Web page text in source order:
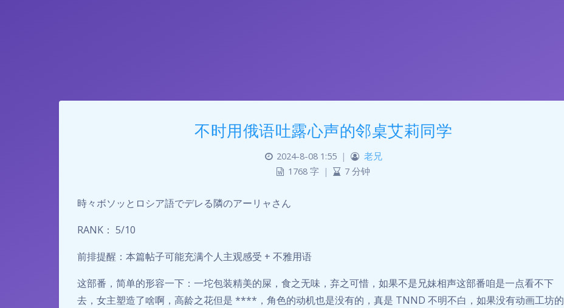
不时用俄语吐露心声的邻桌艾莉同学
2024-8-08 1:55 |
老兄
1768 字 | 7 分钟
時々ボソッとロシア語でデレる隣のアーリャさん
RANK： 5/10
前排提醒：本篇帖子可能充满个人主观感受 + 不雅用语
这部番，简单的形容一下：一坨包装精美的屎，食之无味，弃之可惜，如果不是兄妹相声这部番咱是一点看不下
去，女主塑造了啥啊，高龄之花但是 ****，角色的动机也是没有的，真是 TNND 不明不白，如果没有动画工坊的